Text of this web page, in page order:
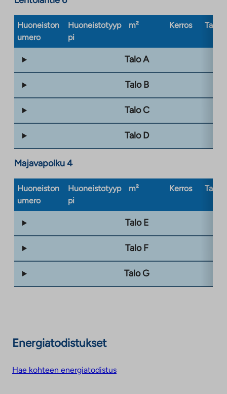
Huoneiston
umero
Huoneistotyyp
pi
m² Kerros
Talo A
Talo B
Talo C
Talo D
Majavapolku 4
Huoneiston
umero
Huoneistotyyp
pi
m² Kerros
Talo E
Talo F
Talo G
Energiatodistukset
Hae kohteen energiatodistus